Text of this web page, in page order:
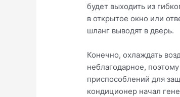
будет выходить из
в открытое окно или
шланг выводят в дверь.
Конечно, охлаждать
неблагодарное,
приспособлений для
кондиционер начал